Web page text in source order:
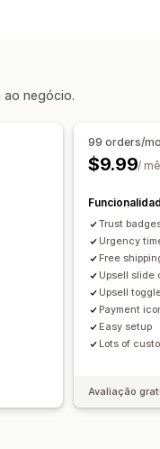
em conjunto
ao negócio.
99 orders/
$9.99/
Trust
Urgency
Free
Upsell slide
Upsell
Payment
Easy setup
Lots of
Avaliação